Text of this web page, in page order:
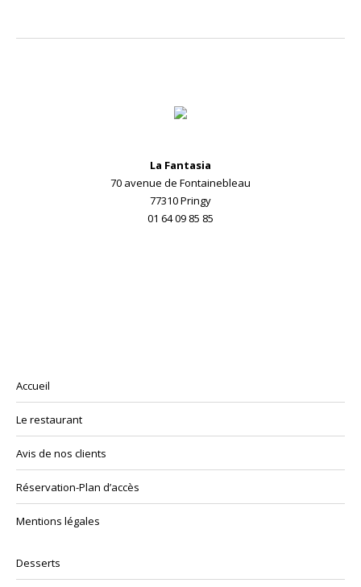
La Fantasia
70 avenue de Fontainebleau
77310 Pringy
01 64 09 85 85
Accueil
Le restaurant
Avis de nos clients
Réservation-Plan d’accès
Mentions légales
Desserts